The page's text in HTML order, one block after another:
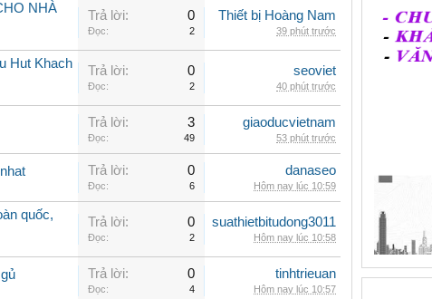
NHÀ
Trả lời: 0
Đọc: 2
Thiết bị Hoàng Nam
39 phút trước
Hut Khach
Trả lời: 0
Đọc: 2
seoviet
40 phút trước
Trả lời: 3
Đọc: 49
giaoducvietnam
53 phút trước
Trả lời: 0
Đọc: 6
danaseo
Hôm nay lúc 10:59
quốc,
Trả lời: 0
Đọc: 2
suathietbitudong3011
Hôm nay lúc 10:58
Trả lời: 0
Đọc: 4
tinhtrieuan
Hôm nay lúc 10:57